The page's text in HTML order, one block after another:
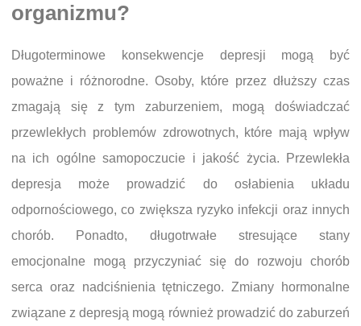
organizmu?
Długoterminowe konsekwencje depresji mogą być
poważne i różnorodne. Osoby, które przez dłuższy czas
zmagają się z tym zaburzeniem, mogą doświadczać
przewlekłych problemów zdrowotnych, które mają wpływ
na ich ogólne samopoczucie i jakość życia. Przewlekła
depresja może prowadzić do osłabienia układu
odpornościowego, co zwiększa ryzyko infekcji oraz innych
chorób. Ponadto, długotrwałe stresujące stany
emocjonalne mogą przyczyniać się do rozwoju chorób
serca oraz nadciśnienia tętniczego. Zmiany hormonalne
związane z depresją mogą również prowadzić do zaburzeń